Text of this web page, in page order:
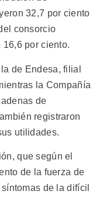
32,7 por ciento
consorcio
por ciento.
de Endesa, filial
la Compañía
de
registraron
utilidades.
que según el
de la fuerza de
de la difícil